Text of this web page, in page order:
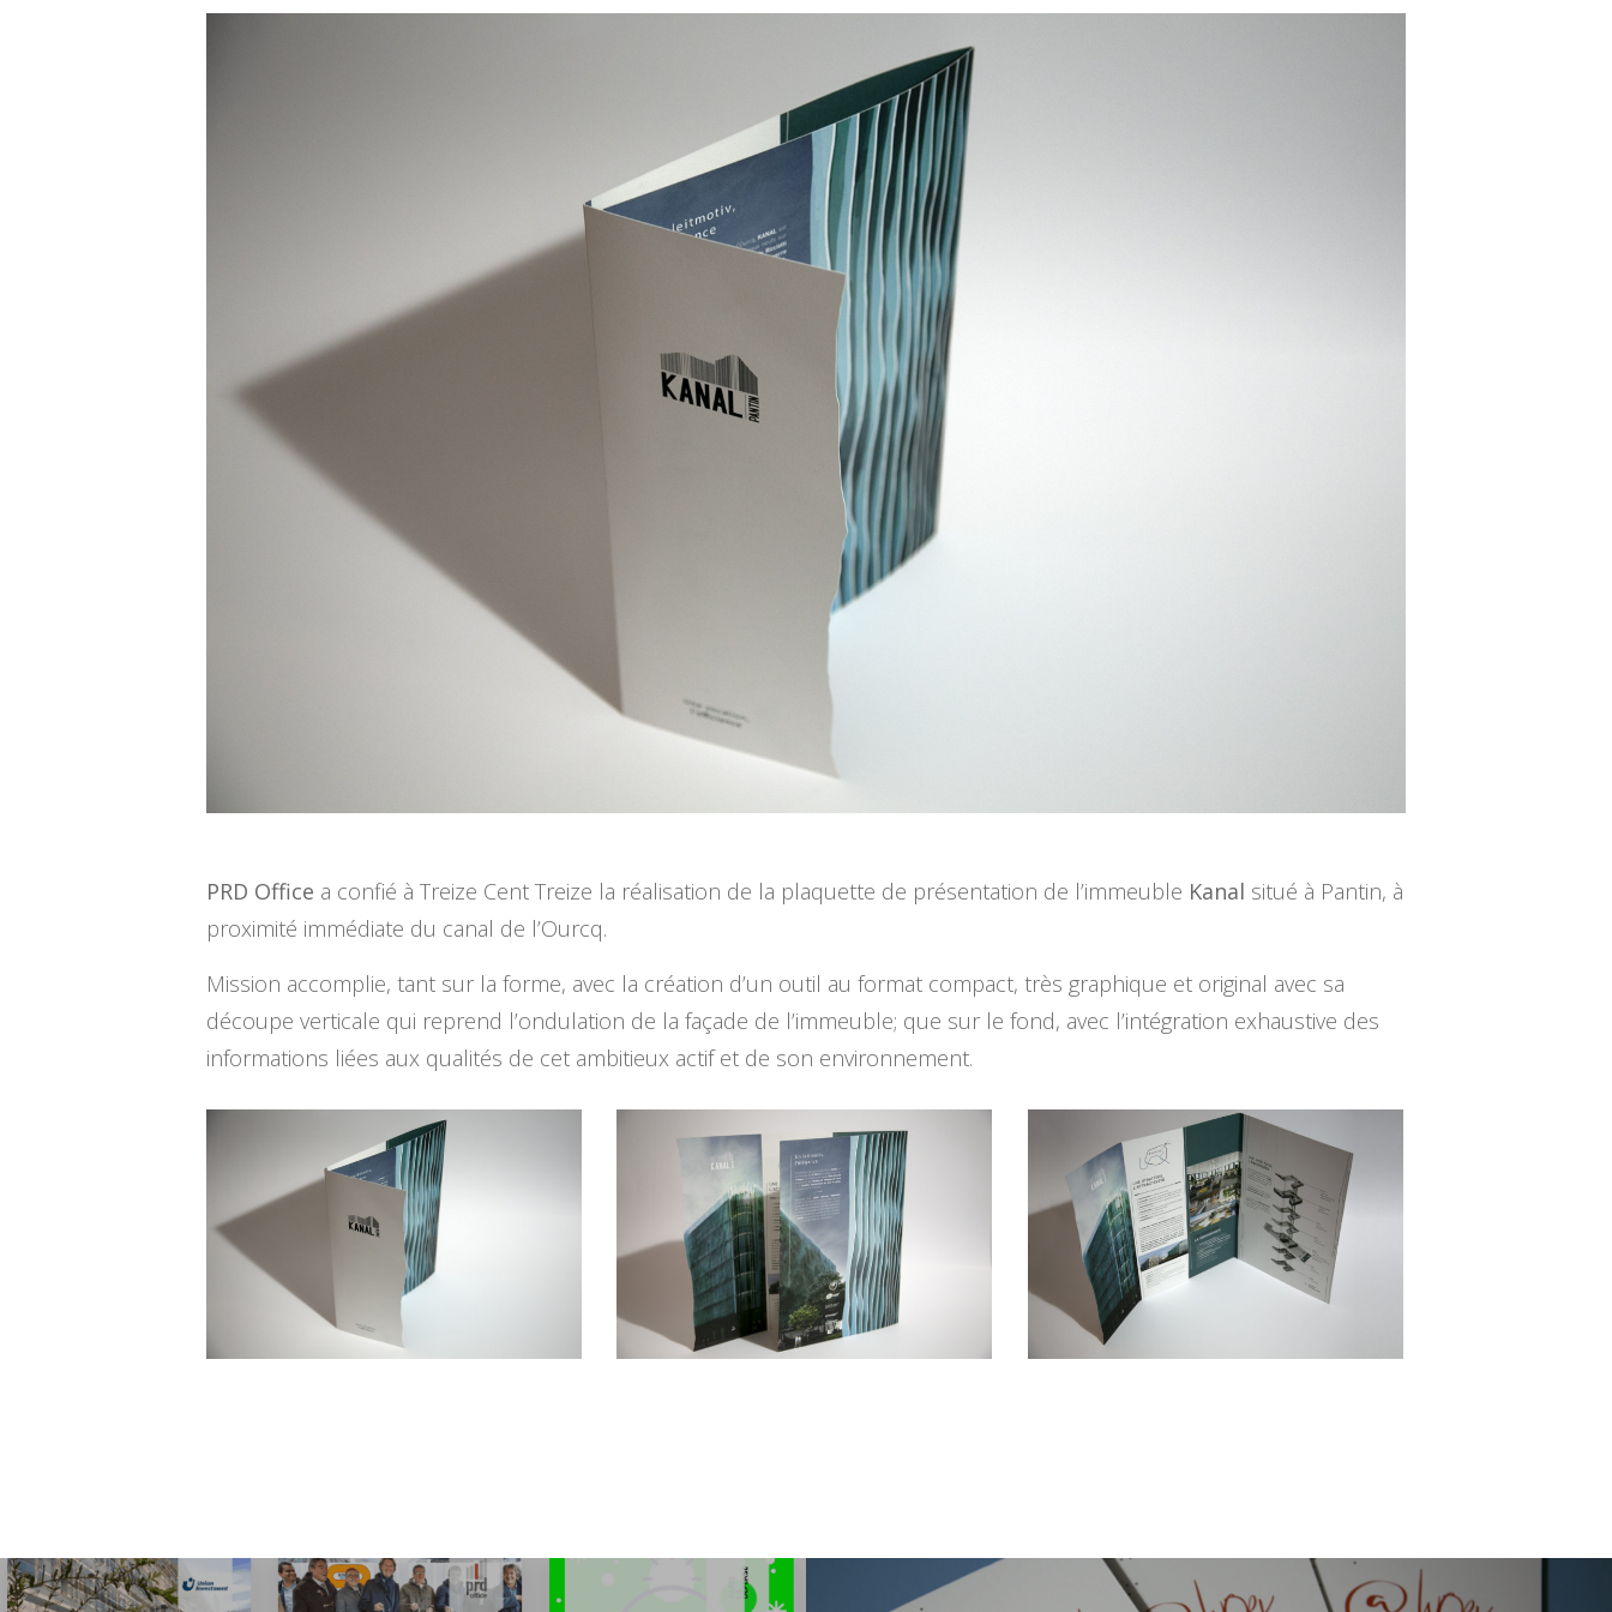
PRD Office a confié à Treize Cent Treize la réalisation de la plaquette de présentation de l’immeuble Kanal situé à Pantin, à
proximité immédiate du canal de l’Ourcq.
Mission accomplie, tant sur la forme, avec la création d’un outil au format compact, très graphique et original avec sa
découpe verticale qui reprend l’ondulation de la façade de l’immeuble; que sur le fond, avec l’intégration exhaustive des
informations liées aux qualités de cet ambitieux actif et de son environnement.